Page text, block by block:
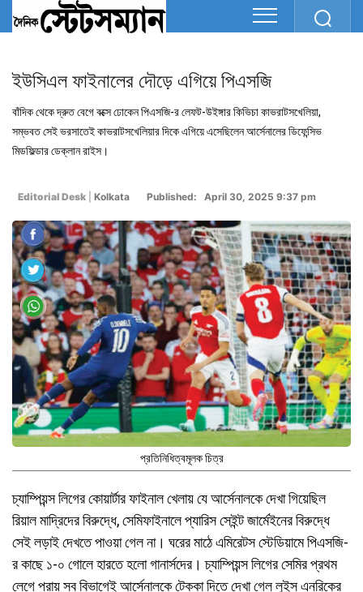
ইউসিএল ফাইনালের দৌড়ে এগিয়ে পিএসজি
বাঁদিক থেকে দ্রুত বেগে বক্সে ঢোকেন পিএসজি-র লেফট-উইঙ্গার কিভিচা কাভরাটসখেলিয়া,
সম্ভবত সেই ভরসাতেই কাভরাটসখেলিয়ার দিকে এগিয়ে এসেছিলেন আর্সেনালের ডিফেন্সিভ
মিডফিল্ডার ডেক্লান রাইস।
Editorial Desk Kolkata Published: April 30, 2025 9:37 pm
প্রতিনিধিত্বমূলক চিত্র
চ্যাম্পিয়ন্স লিগের কোয়ার্টার ফাইনাল খেলায় যে আর্সেনালকে দেখা গিয়েছিল
রিয়াল মাদ্রিদের বিরুদ্ধে, সেমিফাইনালে প্যারিস সেইন্ট জার্মেইনের বিরুদ্ধে
সেই লড়াই দেখতে পাওয়া গেল না। ঘরের মাঠে এমিরেটস স্টেডিয়ামে পিএসজি-
র কাছে ১-০ গোলে হারতে হলো গানার্সদের। চ্যাম্পিয়ন্স লিগের সেমির প্রথম
লেগে প্রায় সব বিভাগেই আর্সেনালকে টেক্কা দিতে দেখা গেল লুইস এনরিকের